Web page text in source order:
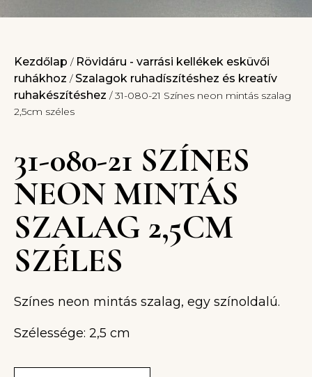
Kezdőlap / Rövidáru - varrási kellékek esküvői
ruhákhoz /Szalagok ruhadíszítéshez és kreatív
ruhakészítéshez / 31-080-21 Színes neon mintás szalag
2,5cm széles
31-080-21 SZÍNES
NEON MINTÁS
SZALAG 2,5CM
SZÉLES
Színes neon mintás szalag, egy színoldalú.
Szélessége: 2,5 cm